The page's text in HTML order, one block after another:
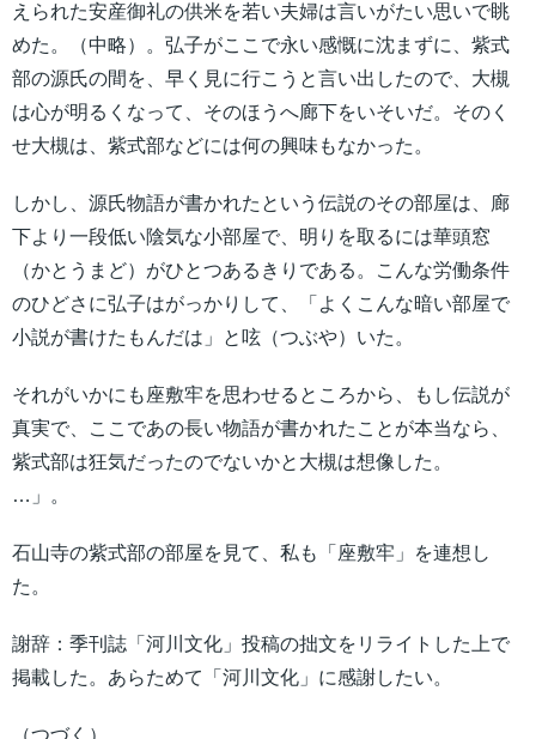
えられた安産御礼の供米を若い夫婦は言いがたい思いで眺
めた。（中略）。弘子がここで永い感慨に沈まずに、紫式
部の源氏の間を、早く見に行こうと言い出したので、大槻
は心が明るくなって、そのほうへ廊下をいそいだ。そのく
せ大槻は、紫式部などには何の興味もなかった。
しかし、源氏物語が書かれたという伝説のその部屋は、廊
下より一段低い陰気な小部屋で、明りを取るには華頭窓
（かとうまど）がひとつあるきりである。こんな労働条件
のひどさに弘子はがっかりして、「よくこんな暗い部屋で
小説が書けたもんだは」と呟（つぶや）いた。
それがいかにも座敷牢を思わせるところから、もし伝説が
真実で、ここであの長い物語が書かれたことが本当なら、
紫式部は狂気だったのでないかと大槻は想像した。
…」。
石山寺の紫式部の部屋を見て、私も「座敷牢」を連想し
た。
謝辞：季刊誌「河川文化」投稿の拙文をリライトした上で
掲載した。あらためて「河川文化」に感謝したい。
（つづく）